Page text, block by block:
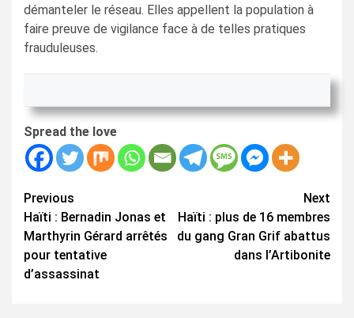
démanteler le réseau. Elles appellent la population à
faire preuve de vigilance face à de telles pratiques
frauduleuses.
Spread the love
Continue
Reading
Previous
Haïti : Bernadin Jonas et
Marthyrin Gérard arrêtés
pour tentative
d’assassinat
Next
Haïti : plus de 16 membres
du gang Gran Grif abattus
dans l’Artibonite